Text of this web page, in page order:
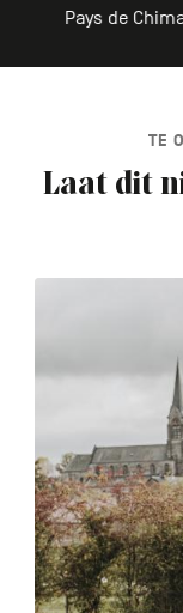
Pays de
TE
Laat dit